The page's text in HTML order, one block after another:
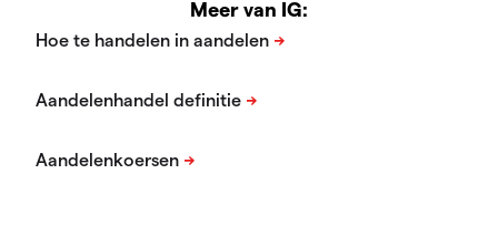
Meer van IG: